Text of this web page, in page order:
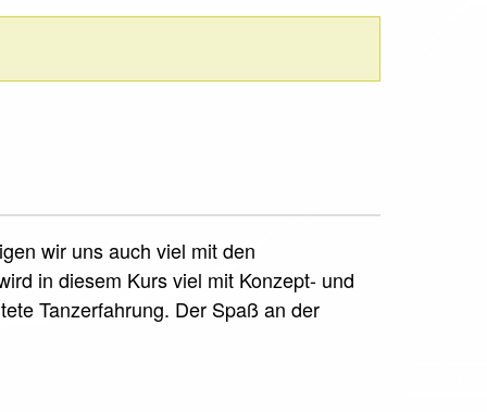
wir uns auch viel mit den
in diesem Kurs viel mit Konzept- und
Tanzerfahrung. Der Spaß an der